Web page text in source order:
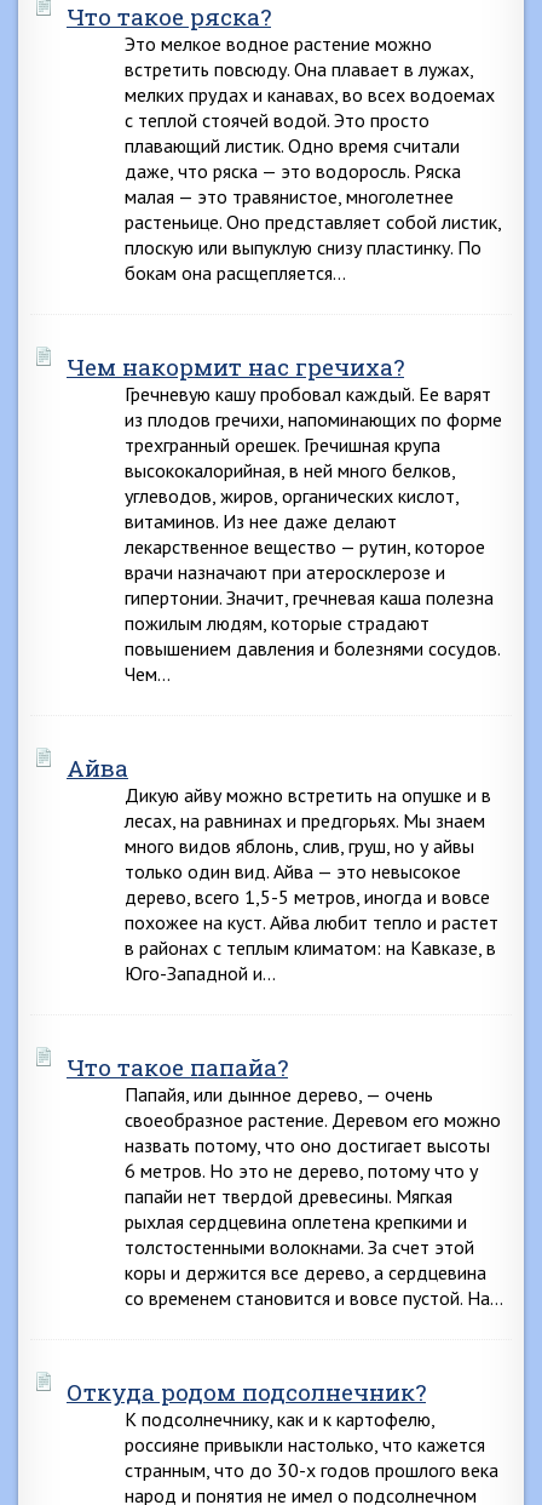
Что такое ряска?
Это мелкое водное растение можно
встретить повсюду. Она плавает в лужах,
мелких прудах и канавах, во всех водоемах
с теплой стоячей водой. Это просто
плавающий листик. Одно время считали
даже, что ряска — это водоросль. Ряска
малая — это травянистое, многолетнее
растеньице. Оно представляет собой листик,
плоскую или выпуклую снизу пластинку. По
бокам она расщепляется…
Чем накормит нас гречиха?
Гречневую кашу пробовал каждый. Ее варят
из плодов гречихи, напоминающих по форме
трехгранный орешек. Гречишная крупа
высококалорийная, в ней много белков,
углеводов, жиров, органических кислот,
витаминов. Из нее даже делают
лекарственное вещество — рутин, которое
врачи назначают при атеросклерозе и
гипертонии. Значит, гречневая каша полезна
пожилым людям, которые страдают
повышением давления и болезнями сосудов.
Чем…
Айва
Дикую айву можно встретить на опушке и в
лесах, на равнинах и предгорьях. Мы знаем
много видов яблонь, слив, груш, но у айвы
только один вид. Айва — это невысокое
дерево, всего 1,5-5 метров, иногда и вовсе
похожее на куст. Айва любит тепло и растет
в районах с теплым климатом: на Кавказе, в
Юго-Западной и…
Что такое папайа?
Папайя, или дынное дерево, — очень
своеобразное растение. Деревом его можно
назвать потому, что оно достигает высоты
6 метров. Но это не дерево, потому что у
папайи нет твердой древесины. Мягкая
рыхлая сердцевина оплетена крепкими и
толстостенными волокнами. За счет этой
коры и держится все дерево, а сердцевина
со временем становится и вовсе пустой. На…
Откуда родом подсолнечник?
К подсолнечнику, как и к картофелю,
россияне привыкли настолько, что кажется
странным, что до 30-х годов прошлого века
народ и понятия не имел о подсолнечном